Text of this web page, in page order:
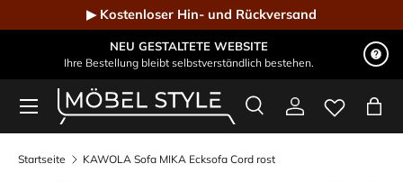
Direkt zum Inhalt
▶ Kostenloser Hin- und Rückversand
NEU GESTALTETE WEBSITE
Ihre Bestellung bleibt selbstverständlich bestehen.
Möbel Style - Der Online-Shop für Designmöbel
Suchen
SucheEinloggen
Menü
Startseite KAWOLA Sofa MIKA Ecksofa Cord rost